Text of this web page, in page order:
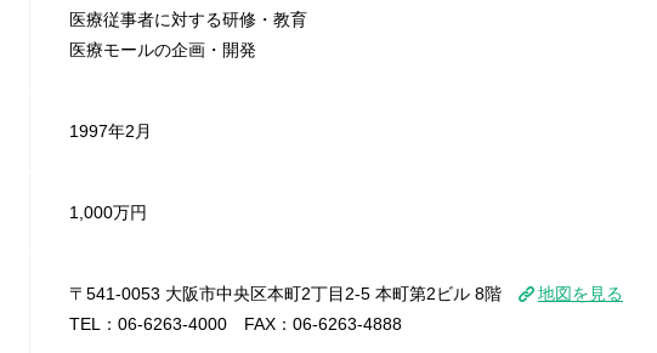
医療従事者に対する研修・教育
医療モールの企画・開発
1997年2月
1,000万円
〒541-0053 大阪市中央区本町2丁目2-5 本町第2ビル 8階
地図を見る
TEL：06-6263-4000 FAX：06-6263-4888